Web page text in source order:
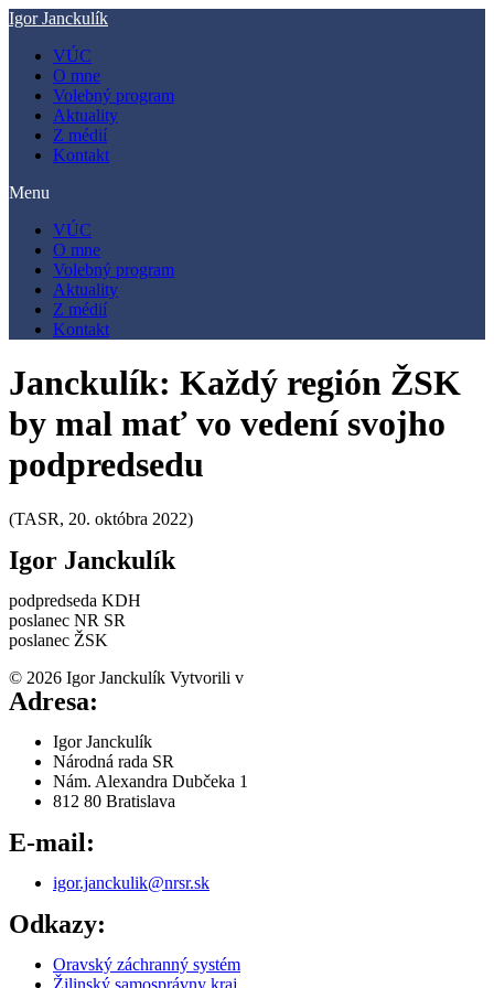
Preskočiť
obsah
Igor Janckulík
VÚC
O mne
Volebný program
Aktuality
Z médií
Kontakt
Menu
VÚC
O mne
Volebný program
Aktuality
Z médií
Kontakt
Janckulík: Každý región ŽSK
by mal mať vo vedení svojho
podpredsedu
(TASR, 20. októbra 2022)
Igor Janckulík
podpredseda KDH
poslanec NR SR
poslanec ŽSK
© 2026 Igor Janckulík Vytvorili v
Adresa:
Igor Janckulík
Národná rada SR
Nám. Alexandra Dubčeka 1
812 80 Bratislava
E-mail:
igor.janckulik@nrsr.sk
Odkazy:
Oravský záchranný systém
Žilinský samosprávny kraj